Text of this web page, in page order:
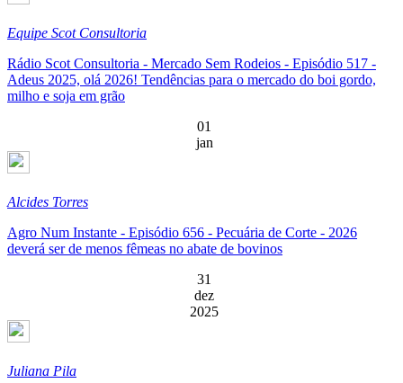
Equipe Scot Consultoria
Rádio Scot Consultoria - Mercado Sem Rodeios - Episódio 517 -
Adeus 2025, olá 2026! Tendências para o mercado do boi gordo,
milho e soja em grão
01
jan
Alcides Torres
Agro Num Instante - Episódio 656 - Pecuária de Corte - 2026
deverá ser de menos fêmeas no abate de bovinos
31
dez
2025
Juliana Pila